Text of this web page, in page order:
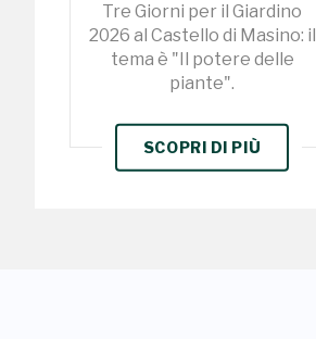
Tre Giorni per il Giardino
2026 al Castello di Masino: il
tema è "Il potere delle
piante".
SCOPRI DI PIÙ